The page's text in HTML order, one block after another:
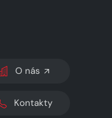
SVĚTLÝ/TMAVÝ REŽIM
O nás
Kontakty